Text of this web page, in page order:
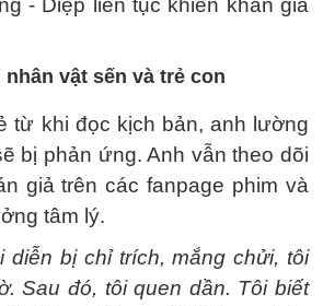
- Diệp liên tục khiến khán giả
vật sến và trẻ con
từ khi đọc kịch bản, anh lường
bị phản ứng. Anh vẫn theo dõi
giả trên các fanpage phim và
tâm lý.
diễn bị chỉ trích, mắng chửi, tôi
Sau đó, tôi quen dần. Tôi biết